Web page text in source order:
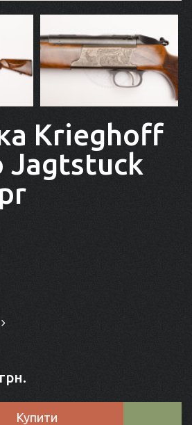
Krieghoff
Jagtstuck
грн.
Купити